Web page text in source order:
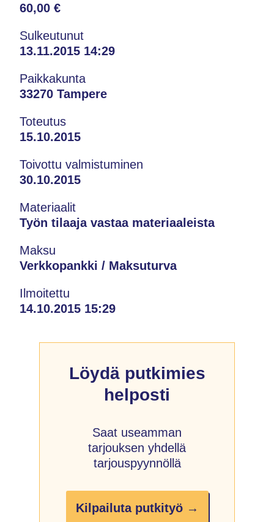
60,00 €
Sulkeutunut
13.11.2015 14:29
Paikkakunta
33270 Tampere
Toteutus
15.10.2015
Toivottu valmistuminen
30.10.2015
Materiaalit
Työn tilaaja vastaa materiaaleista
Maksu
Verkkopankki / Maksuturva
Ilmoitettu
14.10.2015 15:29
Löydä putkimies
helposti
Saat useamman
tarjouksen yhdellä
tarjouspyynnöllä
Kilpailuta putkityö →